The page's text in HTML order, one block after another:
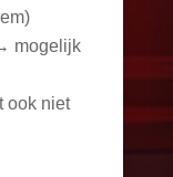
mogelijk
ook niet